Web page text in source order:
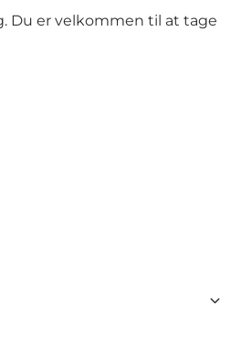
Du er velkommen til at tage